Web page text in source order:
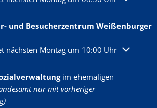
und Besucherzentrum Weißenburger
Öffnungs- oder Schließzeiten auszublenden
nächsten Montag um 10:00 Uhr
im ehemaligen
nur mit vorheriger